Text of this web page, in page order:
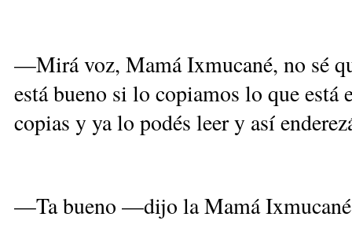
—Mirá voz, Mamá Ixmucané, no sé
está bueno si lo copiamos lo que
copias y ya lo podés leer y así
—Ta bueno —dijo la Mamá